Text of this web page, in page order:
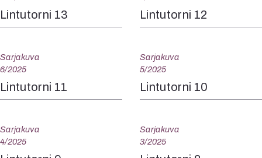
Lintutorni 13 Lintutorni 12
Sarjakuva
6/2025
Lintutorni 11
Sarjakuva
5/2025
Lintutorni 10
Sarjakuva
4/2025
Sarjakuva
3/2025